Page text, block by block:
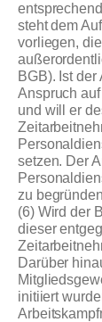
steht dem
vorliegen,
BGB). Ist
Anspruch
und will er
setzen. Der
zu
(6) Wird der
dieser
Darüber
initiiert